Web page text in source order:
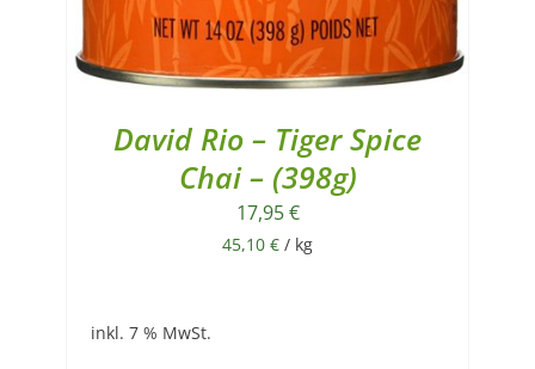
David Rio – Tiger Spice
Chai – (398g)
17,95€
45,10 € / kg
inkl. 7 % MwSt.